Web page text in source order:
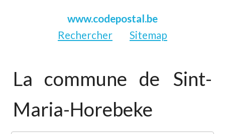
www.codepostal.be
Rechercher
Sitemap
La commune de
Sint-
Maria-Horebeke